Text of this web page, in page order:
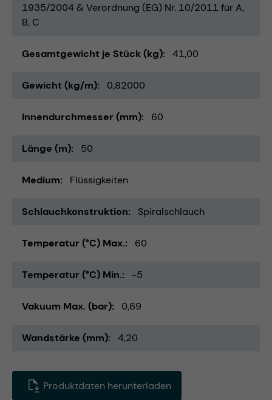
1935/2004 & Verordnung (EG) Nr. 10/2011 für A,
B, C
Gesamtgewicht je Stück (kg) 41,00
Gewicht (kg/m) 0,82000
Innendurchmesser (mm) 60
Länge (m) 50
Medium Flüssigkeiten
Schlauchkonstruktion Spiralschlauch
Temperatur (°C) Max. 60
Temperatur (°C) Min. -5
Vakuum Max. (bar) 0,69
Wandstärke (mm) 4,20
Produktdaten herunterladen